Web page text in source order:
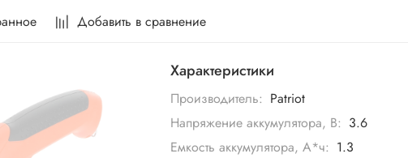
Добавить в сравнение
Характеристики
Производитель: Patriot
Напряжение аккумулятора, В: 3.6
Емкость аккумулятора, А*ч: 1.3